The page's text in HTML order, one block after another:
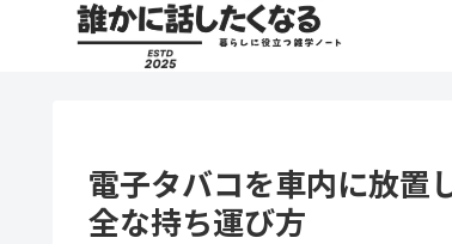
電子タバコを車内に放置
全な持ち運び方